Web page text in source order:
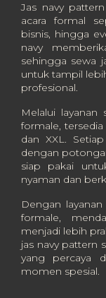
Jas navy
acara formal
bisnis, hingga
navy
sehingga sewa
untuk tampil
profesional.
Melalui
formale,
dan XXL.
dengan
siap pakai
nyaman dan
Dengan
formale,
menjadi lebih
jas navy pattern
yang percaya
momen spesial.